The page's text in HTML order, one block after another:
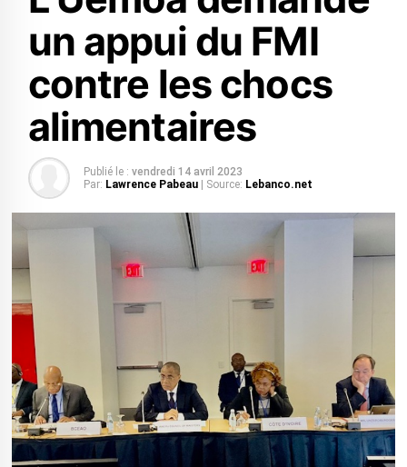
un appui du FMI
contre les chocs
alimentaires
Publié le : vendredi 14 avril 2023
Par: Lawrence Pabeau | Source: Lebanco.net